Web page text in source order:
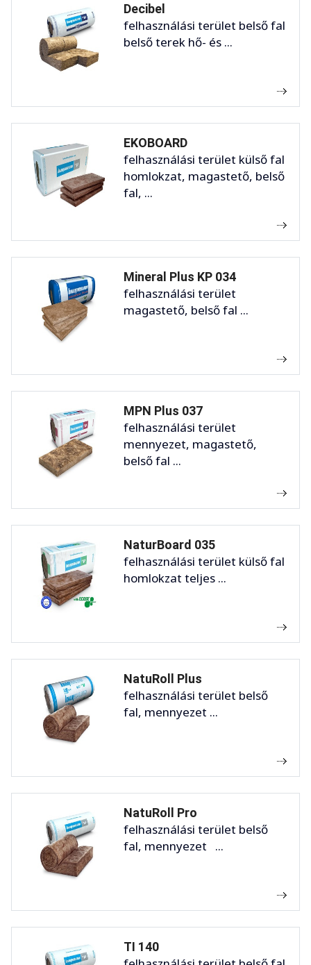
Decibel
felhasználási terület belső fal
belső terek hő- és ...
EKOBOARD
felhasználási terület külső fal
homlokzat, magastető, belső
fal, ...
Mineral Plus KP 034
felhasználási terület
magastető, belső fal ...
MPN Plus 037
felhasználási terület
mennyezet, magastető,
belső fal ...
NaturBoard 035
felhasználási terület külső fal
homlokzat teljes ...
NatuRoll Plus
felhasználási terület belső
fal, mennyezet ...
NatuRoll Pro
felhasználási terület belső
fal, mennyezet ...
TI 140